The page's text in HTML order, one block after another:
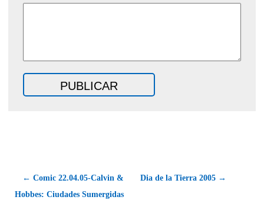
← Comic 22.04.05-Calvin &
Hobbes: Ciudades Sumergidas
Dia de la Tierra 2005 →